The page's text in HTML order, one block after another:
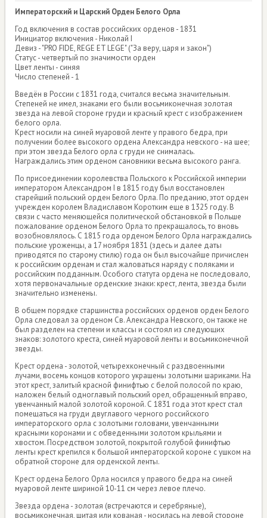
Императорский и Царский Орден Белого Орла
Год включения в состав российских орденов - 1831
Инициатор включения - Николай I
Девиз - "PRO FIDE, REGE ET LEGE" ("За веру, царя и закон")
Статус - четвертый по значимости орден
Цвет ленты - синяя
Число степеней - 1
Введён в России с 1831 года, считался весьма значительным.
Степеней не имел, знаками его были восьмиконечная золотая
звезда на левой стороне груди и красный крест с изображением
белого орла.
Крест носили на синей муаровой ленте у правого бедра, при
получении более высокого ордена Александра невского - на шее;
при этом звезда Белого орла с груди не снималась.
Награждались этим орденом сановники весьма высокого ранга.
По присоединении королевства Польского к Российской империи
императором Александром I в 1815 году был восстановлен
старейший польский орден Белого Орла. По преданию, этот орден
учрежден королем Владиславом Коротким еще в 1325 году. В
связи с часто меняющейся политической обстановкой в Польше
пожалование орденом Белого Орла то прекращалось, то вновь
возобновлялось. С 1815 года орденом Белого Орла награждались
польские уроженцы, а 17 ноября 1831 (здесь и далее даты
приводятся по старому стилю) года он был высочайше причислен
к российским орденам и стал жаловаться наряду с поляками и
российским подданным. Особого статута ордена не последовало,
хотя первоначальные орденские знаки: крест, лента, звезда были
значительно изменены.
В общем порядке старшинства российских орденов орден Белого
Орла следовал за орденом Св. Александра Невского, он также не
был разделен на степени и классы и состоял из следующих
знаков: золотого креста, синей муаровой ленты и восьмиконечной
звезды.
Крест ордена - золотой, четырехконечный с раздвоенными
лучами, восемь концов которого украшены золотыми шариками. На
этот крест, залитый красной финифтью с белой полосой по краю,
наложен белый одноглавый польский орел, обращенный вправо,
увенчанный малой золотой короной. С 1831 года этот крест стал
помещаться на груди двуглавого черного российского
императорского орла с золотыми головами, увенчанными
красными коронами и с обведенными золотом крыльями и
хвостом. Посредством золотой, покрытой голубой финифтью
ленты крест крепился к большой императорской короне с ушком на
обратной стороне для орденской ленты.
Крест ордена Белого Орла носился у правого бедра на синей
муаровой ленте шириной 10-11 см через левое плечо.
Звезда ордена - золотая (встречаются и серебряные),
восьмиконечная, шитая или кованая - носилась на левой стороне